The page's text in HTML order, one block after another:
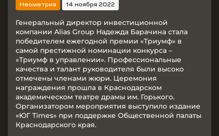
Неометрия 14 ноября 2022
Генеральный директор инвестиционной
компании Alias Group Надежда Барачина стала
победителем ежегодной премии «Триумф» в
самой престижной номинации конкурса –
«Триумф в управлении». Профессиональные
качества и талант руководителя были высоко
отмечены членами жюри. Церемония
награждения прошла в Краснодарском
академическом театре драмы им. Горького.
Организатором мероприятия выступило издание
«ЮГ Times» при поддержке Общественной палаты
Краснодарского края.